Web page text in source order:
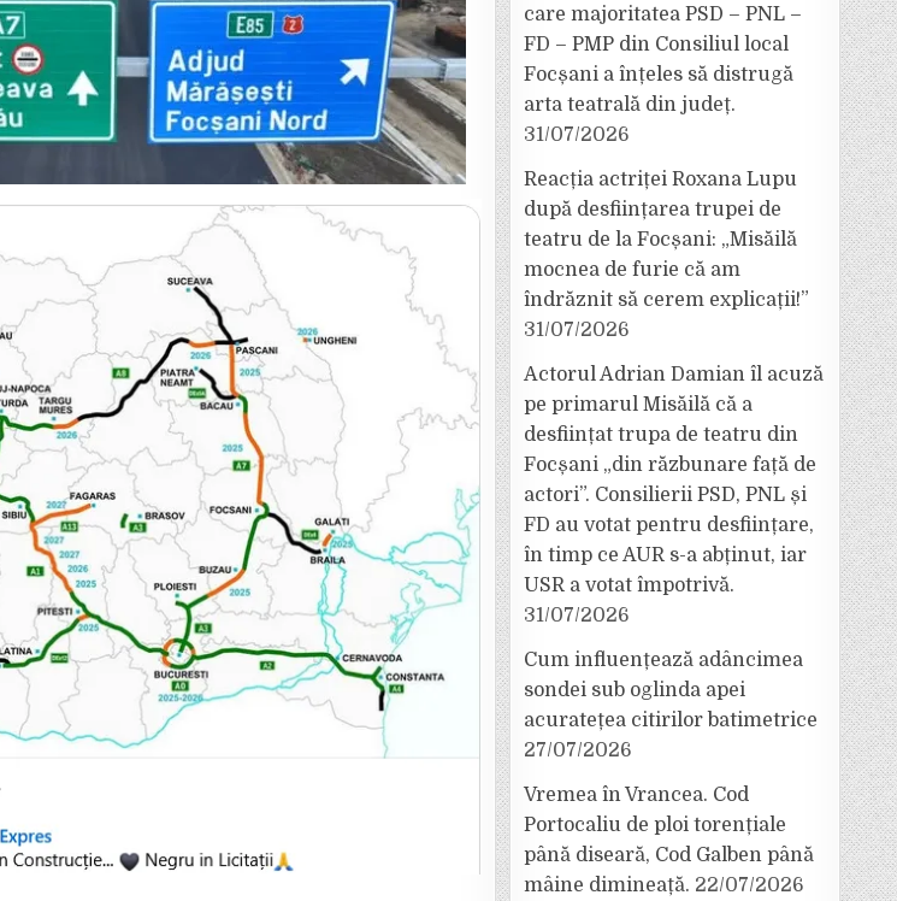
care majoritatea PSD – PNL –
FD – PMP din Consiliul local
Focșani a înțeles să distrugă
arta teatrală din județ.
31/07/2026
Reacția actriței Roxana Lupu
după desființarea trupei de
teatru de la Focșani: „Misăilă
mocnea de furie că am
îndrăznit să cerem explicații!”
31/07/2026
Actorul Adrian Damian îl acuză
pe primarul Misăilă că a
desființat trupa de teatru din
Focșani „din răzbunare față de
actori”. Consilierii PSD, PNL și
FD au votat pentru desființare,
în timp ce AUR s-a abținut, iar
USR a votat împotrivă.
31/07/2026
Cum influențează adâncimea
sondei sub oglinda apei
acuratețea citirilor batimetrice
27/07/2026
Vremea în Vrancea. Cod
Portocaliu de ploi torențiale
până diseară, Cod Galben până
mâine dimineață. 22/07/2026